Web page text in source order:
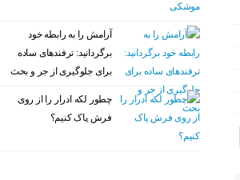
آرامش را به رابطه خود
برگردانید: ترفندهای ساده
برای جلوگیری از جر و بحث
چطور لکه ادرار را از روی
فرش پاک کنیم؟